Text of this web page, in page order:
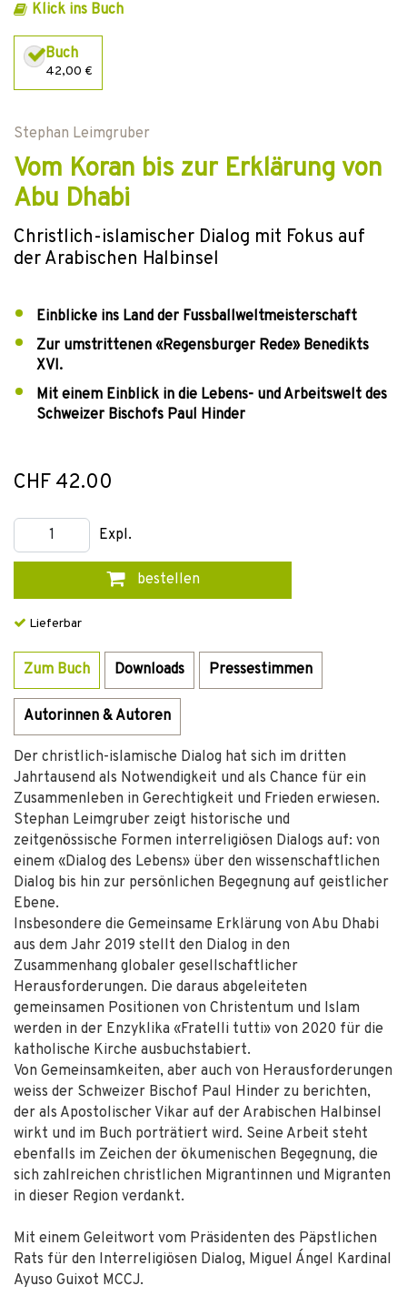
Klick ins Buch
Buch
42,00 €
Stephan Leimgruber
Vom Koran bis zur Erklärung von
Abu Dhabi
Christlich-islamischer Dialog mit Fokus auf
der Arabischen Halbinsel
Einblicke ins Land der Fussballweltmeisterschaft
Zur umstrittenen «Regensburger Rede» Benedikts
XVI.
Mit einem Einblick in die Lebens- und Arbeitswelt des
Schweizer Bischofs Paul Hinder
CHF 42.00
Expl.
bestellen
Lieferbar
Zum Buch Downloads Pressestimmen
Autorinnen & Autoren
Der christlich-islamische Dialog hat sich im dritten
Jahrtausend als Notwendigkeit und als Chance für ein
Zusammenleben in Gerechtigkeit und Frieden erwiesen.
Stephan Leimgruber zeigt historische und
zeitgenössische Formen interreligiösen Dialogs auf: von
einem «Dialog des Lebens» über den wissenschaftlichen
Dialog bis hin zur persönlichen Begegnung auf geistlicher
Ebene.
Insbesondere die Gemeinsame Erklärung von Abu Dhabi
aus dem Jahr 2019 stellt den Dialog in den
Zusammenhang globaler gesellschaftlicher
Herausforderungen. Die daraus abgeleiteten
gemeinsamen Positionen von Christentum und Islam
werden in der Enzyklika «Fratelli tutti» von 2020 für die
katholische Kirche ausbuchstabiert.
Von Gemeinsamkeiten, aber auch von Herausforderungen
weiss der Schweizer Bischof Paul Hinder zu berichten,
der als Apostolischer Vikar auf der Arabischen Halbinsel
wirkt und im Buch porträtiert wird. Seine Arbeit steht
ebenfalls im Zeichen der ökumenischen Begegnung, die
sich zahlreichen christlichen Migrantinnen und Migranten
in dieser Region verdankt.
Mit einem Geleitwort vom Präsidenten des Päpstlichen
Rats für den Interreligiösen Dialog, Miguel Ángel Kardinal
Ayuso Guixot MCCJ.